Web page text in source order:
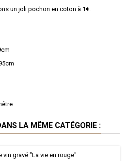
un joli pochon en coton à 1€.
LA MÊME CATÉGORIE :